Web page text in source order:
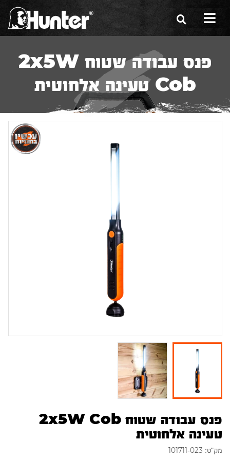
הכלים שלנו
משווקים
פנס עבודה שטוח 2x5W
Cob טעינה אלחוטית
פנס עבודה שטוח 2x5W Cob
טעינה אלחוטית
מק"ט: 101711-023